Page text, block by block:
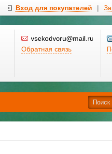
Вход для покупателей |
vsekodvoru@mail.ru
Обратная связь